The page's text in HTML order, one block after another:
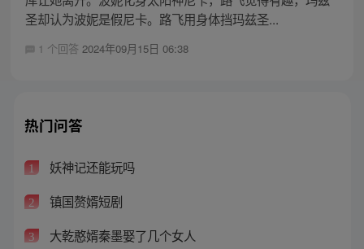
圣却认为波妮是假尼卡。路飞用身体挡玛兹圣...
1 个回答 2024年09月15日 06:38
热门问答
1 妖神记还能玩吗
2 镇国赘婿短剧
3 大乾憨婿秦墨娶了几个女人